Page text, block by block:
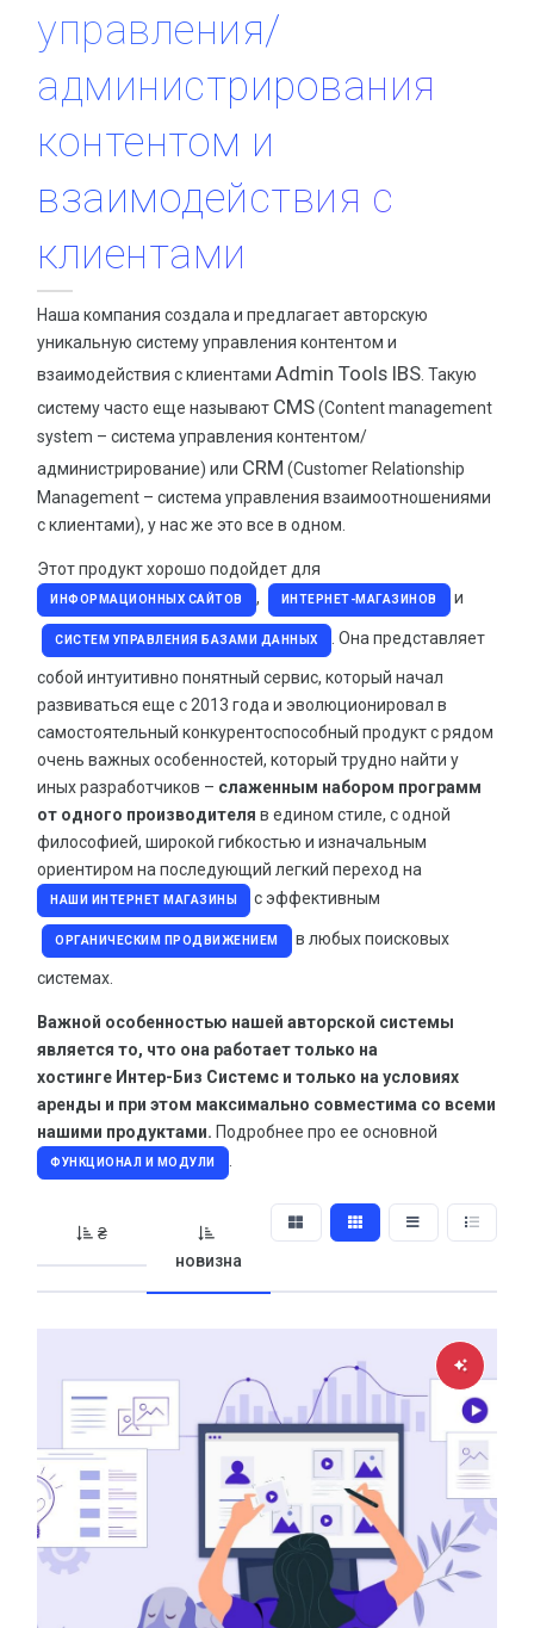
ЗАКАЗАТЬ ПРОДВИЖЕНИЕ
СОЗДАНИЕ WEB РЕСУРСОВ
Одностраничники и Landing Page
Создание интернет магазинов HOT
Системы управления базами данных
Консультация специалистов
Лизинг и аренда сайта
ЗАКАЗАТЬ СОЗДАНИЕ
ДОМЕНЫ И ХОСТИНГ
Доменные имена HOT
Возвращаем утраченный домен
Восстановление доступа к хостингу
Настройка домена и хостинга
Перенос сайта
SSL сертификаты HOT
Подключение https протокола для сайта
Резервирование данных
БРЕНДИНГ
Современный дизайн
SMM - реклама в соцсетях
Нейминг и брендинг
Обработка фото и видео материалов
Легенды для компании
Обработка видео файлов и создание роликов
Фотоуслуги
33%
Не пропустите гигантскую скидку!
ВСЕ АКЦИИ
Виртуальный номер телефона
Органический трафик - возможности увеличения
© Авторское право на сайт
ВСЕ СТАТЬИ
АКЦИИ И СКИДКИ SALE
Скидка на добавление сайта в Google сервисы
Скидка на SSL для сайта
Сайт в аренду или в лизинг по специальной цене
РАЗМЕСТИ СВОЮ ПУБЛИКАЦИЮ
управления/
администрирования
контентом и
взаимодействия с
клиентами
Наша компания создала и предлагает авторскую
уникальную систему управления контентом и
взаимодействия с клиентами Admin Tools IBS . Такую
систему часто еще называют CMS(Content management
system – система управления контентом/
администрирование) или CRM (Customer Relationship
Management – система управления взаимоотношениями
с клиентами), у нас же это все в одном.
Этот продукт хорошо подойдет для
ИНФОРМАЦИОННЫХ САЙТОВ , ИНТЕРНЕТ-МАГАЗИНОВ и
СИСТЕМ УПРАВЛЕНИЯ БАЗАМИ ДАННЫХ . Она представляет
собой интуитивно понятный сервис, который начал
развиваться еще с 2013 года и эволюционировал в
самостоятельный конкурентоспособный продукт с рядом
очень важных особенностей, который трудно найти у
иных разработчиков – слаженным набором программ
от одного производителя в едином стиле, с одной
философией, широкой гибкостью и изначальным
ориентиром на последующий легкий переход на
НАШИ ИНТЕРНЕТ МАГАЗИНЫ с эффективным
ОРГАНИЧЕСКИМ ПРОДВИЖЕНИЕМ в любых поисковых
системах.
Важной особенностью нашей авторской системы
является то, что она работает только на
хостинге Интер-Биз Системс и только на условиях
аренды и при этом максимально совместима со всеми
нашими продуктами. Подробнее про ее основной
ФУНКЦИОНАЛ И МОДУЛИ
₴
новизна